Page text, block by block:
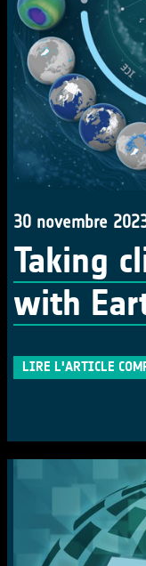
30 novembre
Taking
with
LIRE L'ARTICLE